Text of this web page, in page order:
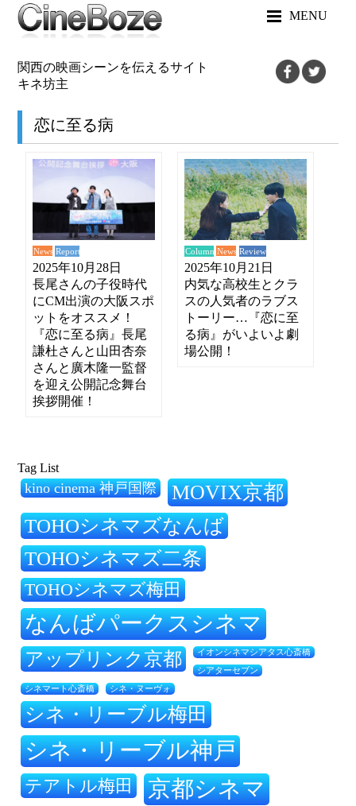
MENU
関西の映画シーンを伝えるサイト
キネ坊主
恋に至る病
News Report
2025年10月28日
長尾さんの子役時代
にCM出演の大阪スポ
ットをオススメ！
『恋に至る病』長尾
謙杜さんと山田杏奈
さんと廣木隆一監督
を迎え公開記念舞台
挨拶開催！
Column News Review
2025年10月21日
内気な高校生とクラ
スの人気者のラブス
トーリー…『恋に至
る病』がいよいよ劇
場公開！
Tag List
kino cinema 神戸国際 MOVIX京都
TOHOシネマズなんば
TOHOシネマズ二条
TOHOシネマズ梅田
なんばパークスシネマ
アップリンク京都 イオンシネマシアタス心斎橋
シアターセブン
シネマート心斎橋 シネ・ヌーヴォ
シネ・リーブル梅田
シネ・リーブル神戸
テアトル梅田 京都シネマ